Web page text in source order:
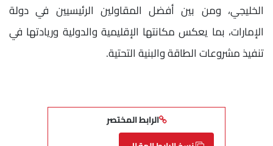
الخليجي، ومن بين أفضل المقاولين الرئيسيين في دولة
الإمارات، بما يعكس مكانتها الإقليمية والدولية وريادتها في
تنفيذ مشروعات الطاقة والبنية التحتية.
الرابط المختصر